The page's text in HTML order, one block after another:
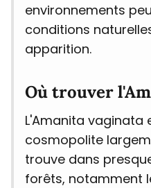
environnements
conditions
apparition.
Où trouver
L'Amanita vaginata
cosmopolite
trouve dans
forêts, notamment